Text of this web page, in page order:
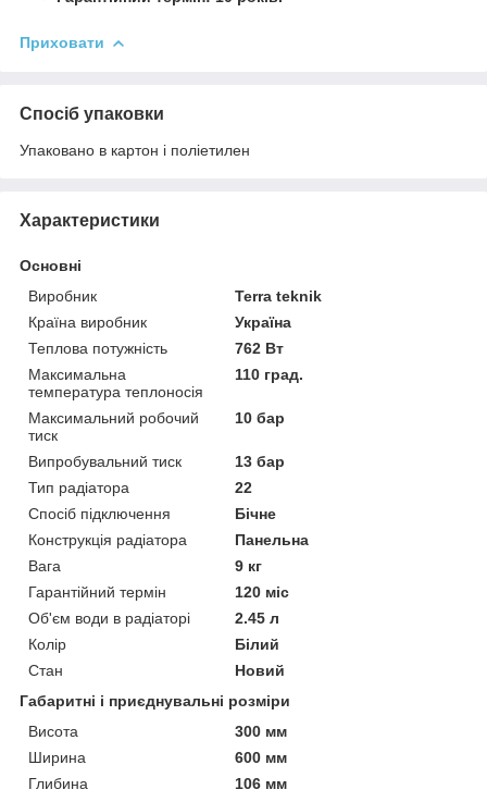
Приховати
Спосіб упаковки
Упаковано в картон і поліетилен
Характеристики
Основні
Виробник
Terra teknik
Країна виробник
Україна
Теплова потужність
762 Вт
Максимальна
температура теплоносія
110 град.
Максимальний робочий
тиск
10 бар
Випробувальний тиск
13 бар
Тип радіатора
22
Спосіб підключення
Бічне
Конструкція радіатора
Панельна
Вага
9 кг
Гарантійний термін
120 міс
Об'єм води в радіаторі
2.45 л
Колір
Білий
Стан
Новий
Габаритні і приєднувальні розміри
Висота
300 мм
Ширина
600 мм
Глибина
106 мм